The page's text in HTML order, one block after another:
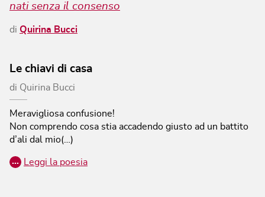
nati senza il consenso
di Quirina Bucci
Le chiavi di casa
di Quirina Bucci
Meravigliosa confusione!
Non comprendo cosa stia accadendo giusto ad un battito
d’ali dal mio(…)
… Leggi la poesia